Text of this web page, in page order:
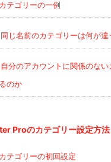
カテゴリーの一例
同じ名前のカテゴリーは何が違
自分のアカウントに関係のな
のか
Proのカテゴリー設定方法
カテゴリーの初回設定